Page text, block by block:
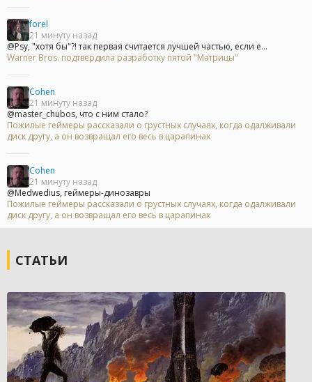
forel
21 минуту назад
@Psy, "хотя бы"?! так первая считается лучшей частью, если е...
Warner Bros. подтвердила разработку пятой "Матрицы"
Cohen
21 минуту назад
@master_chubos, что с ним стало?
Пожилые геймеры рассказали о грустных случаях, когда одалживали
диск другу, а он возвращал его весь в царапинах
Cohen
21 минуту назад
@Medwedius, геймеры-динозавры
Пожилые геймеры рассказали о грустных случаях, когда одалживали
диск другу, а он возвращал его весь в царапинах
СТАТЬИ